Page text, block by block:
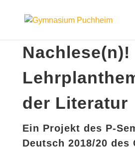
Nachlese(n)!
der Literatur
Ein Projekt des P-
Deutsch 2018/20 des